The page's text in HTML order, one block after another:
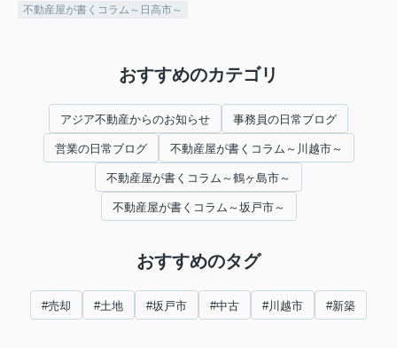
不動産屋が書くコラム～日高市～
おすすめのカテゴリ
アジア不動産からのお知らせ 事務員の日常ブログ
営業の日常ブログ 不動産屋が書くコラム～川越市～
不動産屋が書くコラム～鶴ヶ島市～
不動産屋が書くコラム～坂戸市～
おすすめのタグ
#売却 #土地 #坂戸市 #中古 #川越市 #新築